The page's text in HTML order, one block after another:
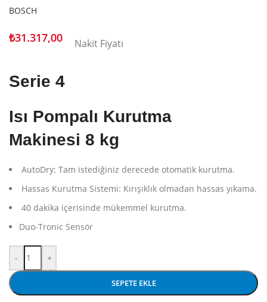
BOSCH
₺31.317,00 Nakit Fiyatı
Serie 4
Isı Pompalı Kurutma
Makinesi 8 kg
AutoDry: Tam istediğiniz derecede otomatik kurutma.
Hassas Kurutma Sistemi: Kırışıklık olmadan hassas yıkama.
40 dakika içerisinde mükemmel kurutma.
Duo-Tronic Sensör
- +
SEPETE EKLE